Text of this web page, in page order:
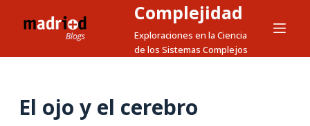
Complejidad
Exploraciones en la Ciencia
de los Sistemas Complejos
El ojo y el cerebro